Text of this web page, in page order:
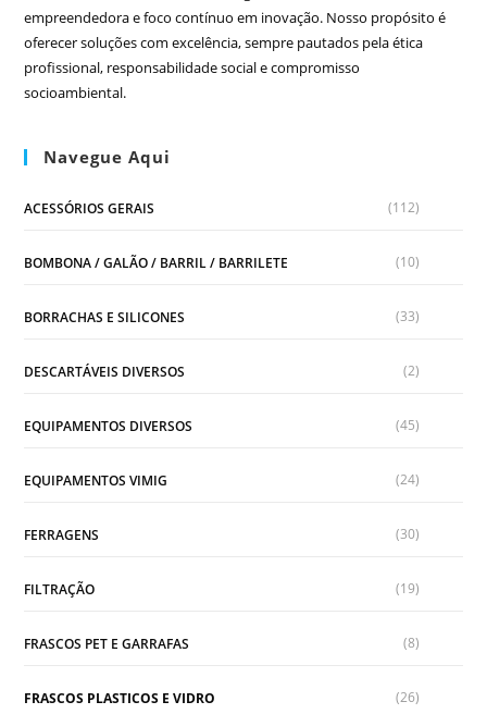
empreendedora e foco contínuo em inovação. Nosso propósito é
oferecer soluções com excelência, sempre pautados pela ética
profissional, responsabilidade social e compromisso
socioambiental.
Navegue Aqui
ACESSÓRIOS GERAIS (112)
BOMBONA / GALÃO / BARRIL / BARRILETE (10)
BORRACHAS E SILICONES (33)
DESCARTÁVEIS DIVERSOS (2)
EQUIPAMENTOS DIVERSOS (45)
EQUIPAMENTOS VIMIG (24)
FERRAGENS (30)
FILTRAÇÃO (19)
FRASCOS PET E GARRAFAS (8)
FRASCOS PLASTICOS E VIDRO (26)